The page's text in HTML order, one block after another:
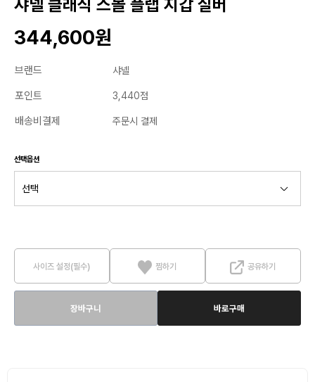
샤넬 클래식 스몰 플랩 지갑 실버
344,600원
브랜드 샤넬
포인트 3,440점
배송비결제 주문시 결제
선택옵션
사이즈 설정(필수) 찜하기 공유하기
장바구니 바로구매